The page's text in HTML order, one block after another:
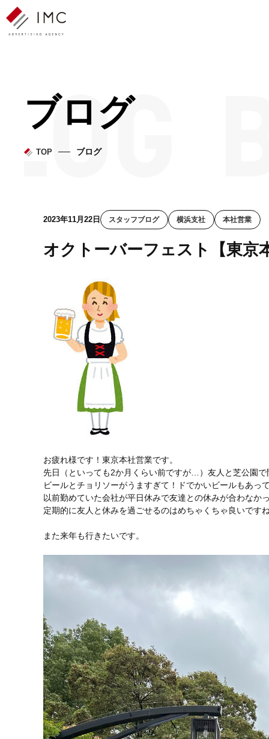
ブログ
TOP ブログ
2023年11月22日 スタッフブログ 横浜支社 本社営業
オクトーバーフェスト【東京
お疲れ様です！東京本社営業です。
先日（といっても2か月くらい前ですが…）友人と芝公園
ビールとチョリソーがうますぎて！ドでかいビールもあっ
以前勤めていた会社が平日休みで友達との休みが合わなか
定期的に友人と休みを過ごせるのはめちゃくちゃ良いです
また来年も行きたいです。